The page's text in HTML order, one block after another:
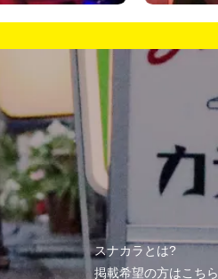
スナカラとは?
掲載希望の方はこちら